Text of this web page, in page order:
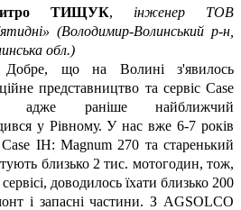
ТИЩУК, інженер ТОВ
(Володимир-Волинський р-н,
обл.)
Добре, що на Волині з'явилось
представництво та сервіс Case
адже раніше найближчий
у Рівному. У нас вже 6-7 років
IH: Magnum 270 та старенький
близько 2 тис. мотогодин, тож,
доводилось їхати близько 200
і запасні частини. З AGSOLCO